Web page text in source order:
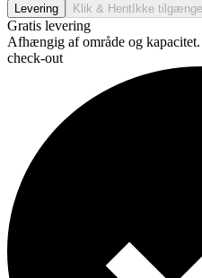
Levering Klik & Hent Ikke
Gratis levering
Afhængig af område og
check-out